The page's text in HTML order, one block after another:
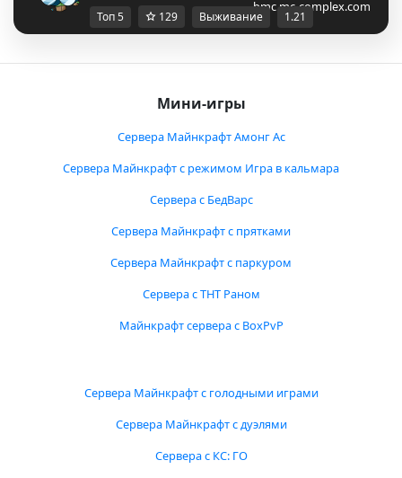
bmc.mc-complex.com
Топ 5 129 Выживание 1.21
Мини-игры
Сервера Майнкрафт Амонг Ас
Сервера Майнкрафт с режимом Игра в кальмара
Сервера с БедВарс
Сервера Майнкрафт с прятками
Сервера Майнкрафт с паркуром
Сервера с ТНТ Раном
Майнкрафт сервера с BoxPvP
Сервера Майнкрафт с голодными играми
Сервера Майнкрафт с дуэлями
Сервера с КС: ГО